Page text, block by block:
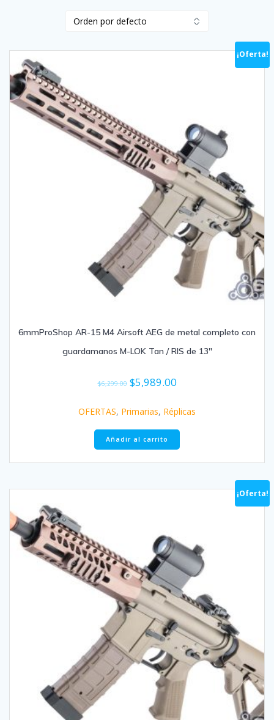
¡Oferta!
6mmProShop AR-15 M4 Airsoft AEG de metal completo con
guardamanos M-LOK Tan / RIS de 13″
$6,299.00 $5,989.00
OFERTAS, Primarias, Réplicas
Añadir al carrito
¡Oferta!